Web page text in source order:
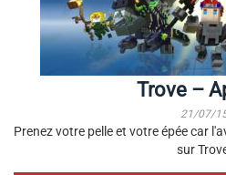
Trove –
21/07/
Prenez votre pelle et votre épée car
sur